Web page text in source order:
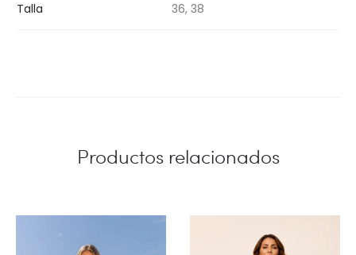
Talla 36, 38
Productos relacionados